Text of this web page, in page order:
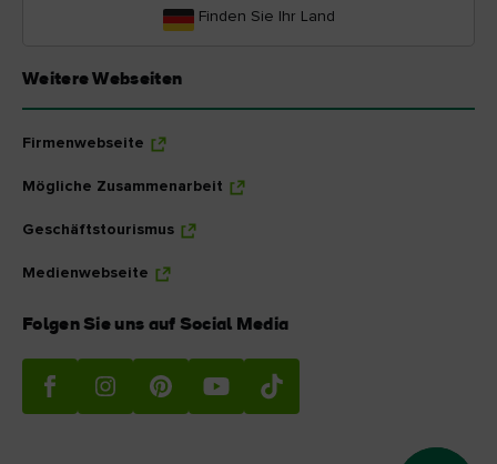
Finden Sie Ihr Land
Weitere Webseiten
Firmenwebseite
Mögliche Zusammenarbeit
Geschäftstourismus
Medienwebseite
Folgen Sie uns auf Social Media